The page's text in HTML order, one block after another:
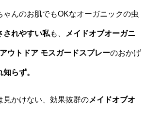
ゃんのお肌でもOKなオーガニックの虫
されやすい私も、 メイドオブオーガニ
ウトドア モスガードスプレーのおかげ
らず。
見かけない、効果抜群の メイドオブオ